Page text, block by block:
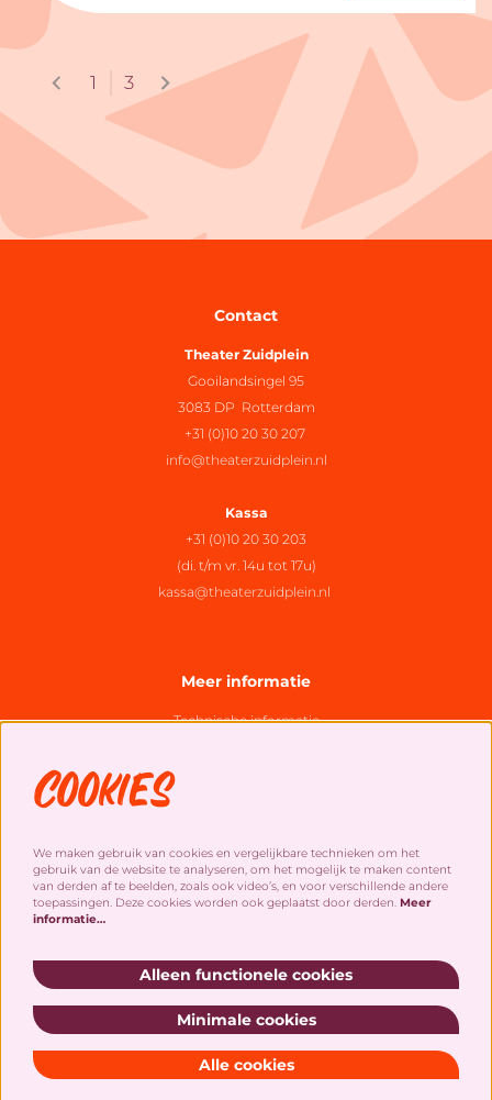
1 3
Contact
Theater Zuidplein
Gooilandsingel 95
3083 DP Rotterdam
+31 (0)10 20 30 207
info@theaterzuidplein.nl
Kassa
+31 (0)10 20 30 203
(di. t/m vr. 14u tot 17u)
kassa@theaterzuidplein.nl
Meer informatie
Technische informatie
Algemene bezoekersvoorwaarden
Cookies
Social Media
Schrijf je in voor onze nieuwsbrief!
Cookies
We maken gebruik van cookies en vergelijkbare technieken om het
gebruik van de website te analyseren, om het mogelijk te maken content
van derden af te beelden, zoals ook video’s, en voor verschillende andere
toepassingen. Deze cookies worden ook geplaatst door derden. Meer
informatie…
Alleen functionele cookies
Minimale cookies
Alle cookies